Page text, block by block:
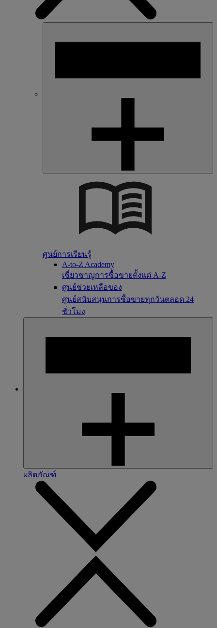
ศูนย์การเรียนรู้
A-to-Z Academy
เชี่ยวชาญการซื้อขายตั้งแต่ A-Z
ศูนย์ช่วยเหลือของ
ศูนย์สนับสนุนการซื้อขายทุกวันตลอด 24
ชั่วโมง
ผลิตภัณฑ์